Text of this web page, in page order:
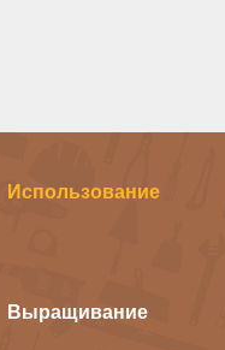
Использование
Выращивание